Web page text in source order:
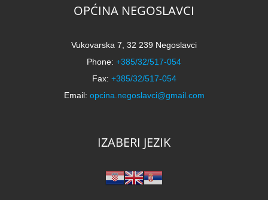
OPĆINA NEGOSLAVCI
Vukovarska 7, 32 239 Negoslavci
Phone: +385/32/517-054
Fax: +385/32/517-054
Email: opcina.negoslavci@gmail.com
IZABERI JEZIK